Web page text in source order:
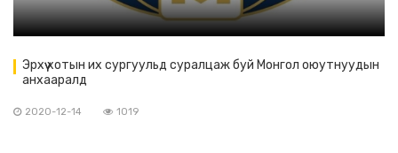
Эрхүү хотын их сургуульд суралцаж буй Монгол оюутнуудын
анхааралд
2020-12-14 1019